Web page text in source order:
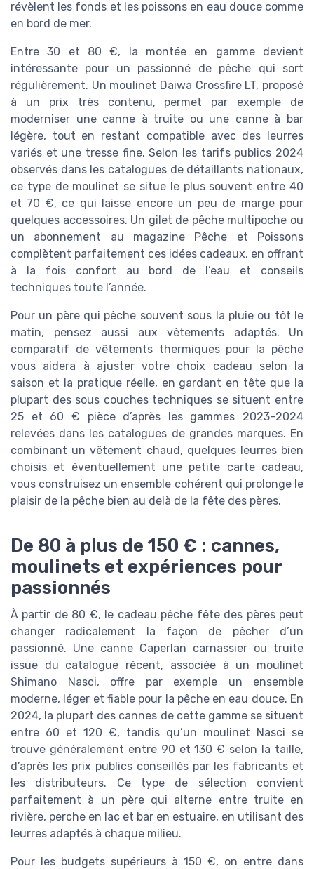
révèlent les fonds et les poissons en eau douce comme
en bord de mer.
Entre 30 et 80 €, la montée en gamme devient
intéressante pour un passionné de pêche qui sort
régulièrement. Un moulinet Daiwa Crossfire LT, proposé
à un prix très contenu, permet par exemple de
moderniser une canne à truite ou une canne à bar
légère, tout en restant compatible avec des leurres
variés et une tresse fine. Selon les tarifs publics 2024
observés dans les catalogues de détaillants nationaux,
ce type de moulinet se situe le plus souvent entre 40
et 70 €, ce qui laisse encore un peu de marge pour
quelques accessoires. Un gilet de pêche multipoche ou
un abonnement au magazine Pêche et Poissons
complètent parfaitement ces idées cadeaux, en offrant
à la fois confort au bord de l’eau et conseils
techniques toute l’année.
Pour un père qui pêche souvent sous la pluie ou tôt le
matin, pensez aussi aux vêtements adaptés. Un
comparatif de vêtements thermiques pour la pêche
vous aidera à ajuster votre choix cadeau selon la
saison et la pratique réelle, en gardant en tête que la
plupart des sous couches techniques se situent entre
25 et 60 € pièce d’après les gammes 2023–2024
relevées dans les catalogues de grandes marques. En
combinant un vêtement chaud, quelques leurres bien
choisis et éventuellement une petite carte cadeau,
vous construisez un ensemble cohérent qui prolonge le
plaisir de la pêche bien au delà de la fête des pères.
De 80 à plus de 150 € : cannes,
moulinets et expériences pour
passionnés
À partir de 80 €, le cadeau pêche fête des pères peut
changer radicalement la façon de pêcher d’un
passionné. Une canne Caperlan carnassier ou truite
issue du catalogue récent, associée à un moulinet
Shimano Nasci, offre par exemple un ensemble
moderne, léger et fiable pour la pêche en eau douce. En
2024, la plupart des cannes de cette gamme se situent
entre 60 et 120 €, tandis qu’un moulinet Nasci se
trouve généralement entre 90 et 130 € selon la taille,
d’après les prix publics conseillés par les fabricants et
les distributeurs. Ce type de sélection convient
parfaitement à un père qui alterne entre truite en
rivière, perche en lac et bar en estuaire, en utilisant des
leurres adaptés à chaque milieu.
Pour les budgets supérieurs à 150 €, on entre dans